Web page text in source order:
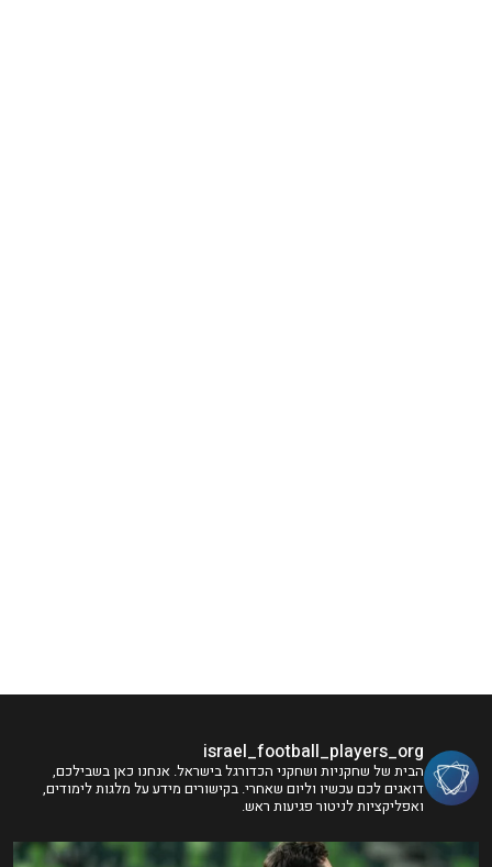
israel_football_players_org
הבית של שחקניות ושחקני הכדורגל בישראל. אנחנו כאן בשבילכם,
דואגים לכם עכשיו וליום שאחרי. בקישורים מידע על מלגות לימודים,
ואפליקציות לניטור פגיעות ראש.